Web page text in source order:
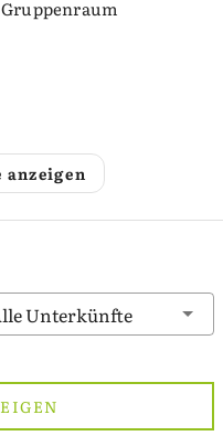
Gruppenraum
Unterkünfte